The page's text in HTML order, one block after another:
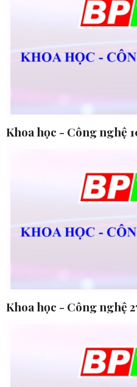
Khoa học - Công nghệ
Khoa học - Công nghệ